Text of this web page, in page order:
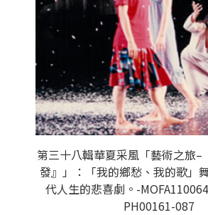
第三十八輯華夏采風「藝術之旅–
發』」：「我的鄉愁、我的歌」
代人生的悲喜劇。-
PH00161-087